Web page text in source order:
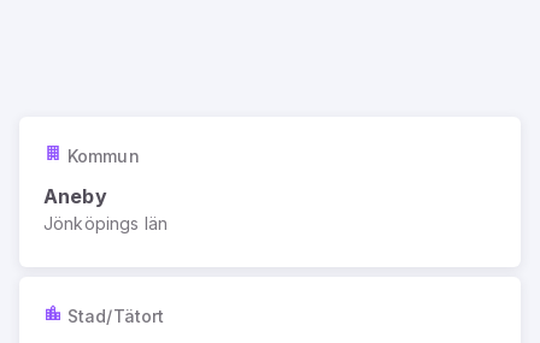
Kommun
Aneby
Jönköpings län
Stad/Tätort